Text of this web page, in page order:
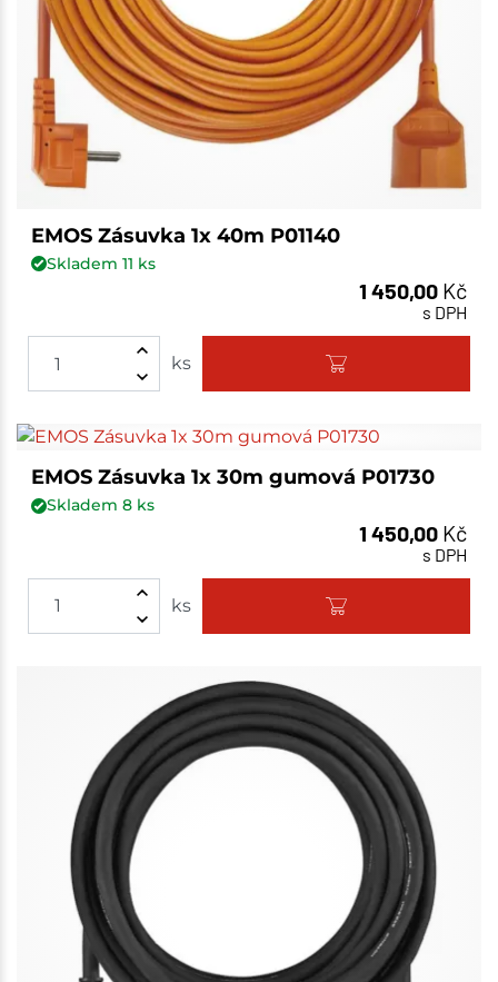
EMOS Zásuvka 1x 40m P01140
Skladem 11 ks
1 450,00 Kč
s DPH
ks
EMOS Zásuvka 1x 30m gumová P01730
Skladem 8ks
1 450,00 Kč
s DPH
ks